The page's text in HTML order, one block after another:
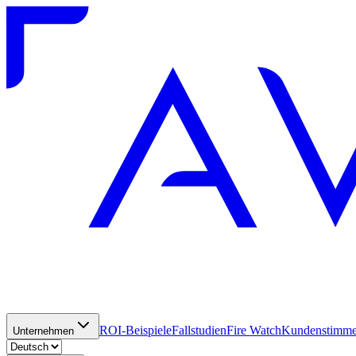
Unternehmen ROI-BeispieleFallstudienFire Watch